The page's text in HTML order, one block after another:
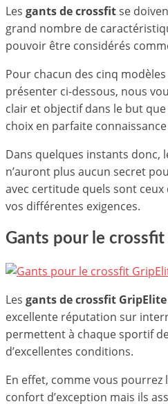
Les gants de crossfitse
grand nombre de
pouvoir être considérés
Pour chacun des cinq
présenter ci-dessous, nous
clair et objectif dans le but
choix en parfaite
Dans quelques instants donc,
n’auront plus aucun secret
avec certitude quels sont
vos différentes exigences.
Gants pour le
Les gants de crossfit GripElite
excellente réputation sur
permettent à chaque sportif
d’excellentes conditions.
En effet, comme vous
confort d’exception mais ils